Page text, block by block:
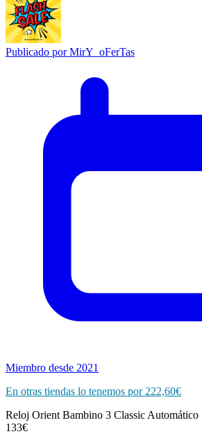
Publicado porMirY_oFerTas
Miembro desde 2021
En otras tiendas lo tenemos por 222,60€
Reloj Orient Bambino 3 Classic
133€